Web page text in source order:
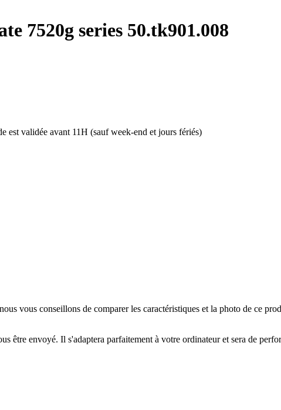
7520g series 50.tk901.008
est validée avant 11H (sauf week-end et jours fériés)
vous conseillons de comparer les caractéristiques et la photo de ce
être envoyé. Il s'adaptera parfaitement à votre ordinateur et sera de